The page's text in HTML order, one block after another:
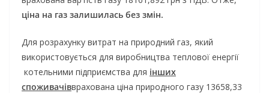
ціна на газ залишилась без змін.
Для розрахунку витрат на природний газ, який
використовується для виробництва теплової енергії
котельними підприємства для інших
споживачівврахована ціна природного газу 13658,33